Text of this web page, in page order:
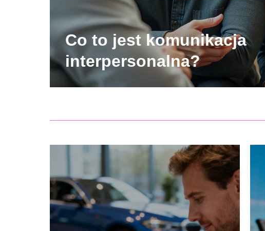
Co to jest komunikacja
interpersonalna?